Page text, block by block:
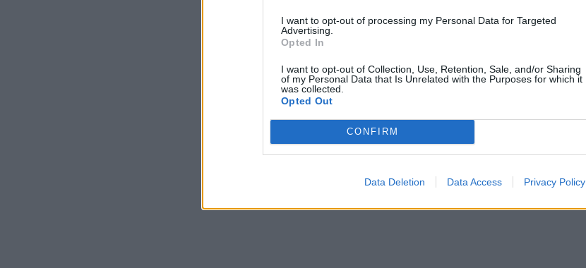
I want to opt-out of processing my Personal Data for Targeted
Advertising.
Opted In
I want to opt-out of Collection, Use, Retention, Sale, and/or Sharing
of my Personal Data that Is Unrelated with the Purposes for which it
was collected.
Opted Out
CONFIRM
Data Deletion Data Access Privacy Policy